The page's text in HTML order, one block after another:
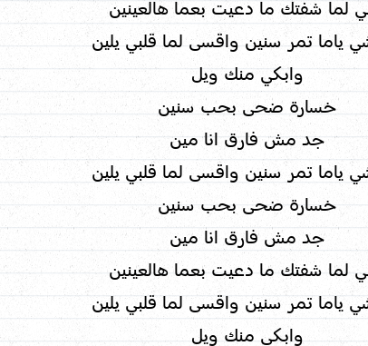
لما شفتك ما دعيت بعما هالعينين
ياما تمر سنين واقسى لما قلبي يلين
وابكي منك ويل
خسارة ضحى بحب سنين
جد مش فارق انا مين
ياما تمر سنين واقسى لما قلبي يلين
خسارة ضحى بحب سنين
جد مش فارق انا مين
لما شفتك ما دعيت بعما هالعينين
ياما تمر سنين واقسى لما قلبي يلين
وابكي منك ويل